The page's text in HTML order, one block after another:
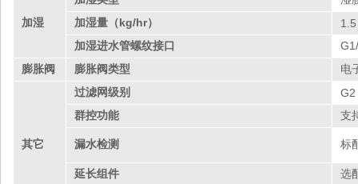
加湿
加湿量（kg/hr）
1.5
加湿进水管螺纹接口
膨胀阀
膨胀阀类型 电
其它
过滤网级别
G2
群控功能
支
漏水检测 标
延长组件
选